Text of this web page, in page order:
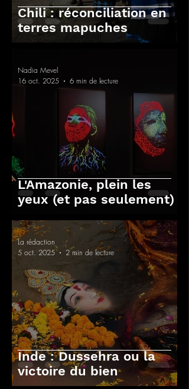
Chili : réconciliation en
terres mapuches
L'Amazonie, plein les
yeux (et pas seulement)
Nadia Mevel
16 oct. 2025
6 min de lecture
Inde : Dussehra ou la
victoire du bien
La rédaction
5 oct. 2025
2 min de lecture